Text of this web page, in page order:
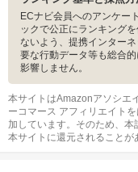
ECナビ会員へのアンケー
ックで公正にランキング
ないよう、提携インター
要な行動データ等も総合
影響しません。
本サイトはAmazonアソシエ
ーコマース アフィリエイト
加しています。そのため、
本サイトに還元されることが